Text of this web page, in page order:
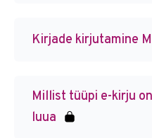
Kirjade kirjutamine
Millist tüüpi e-kirju
luua